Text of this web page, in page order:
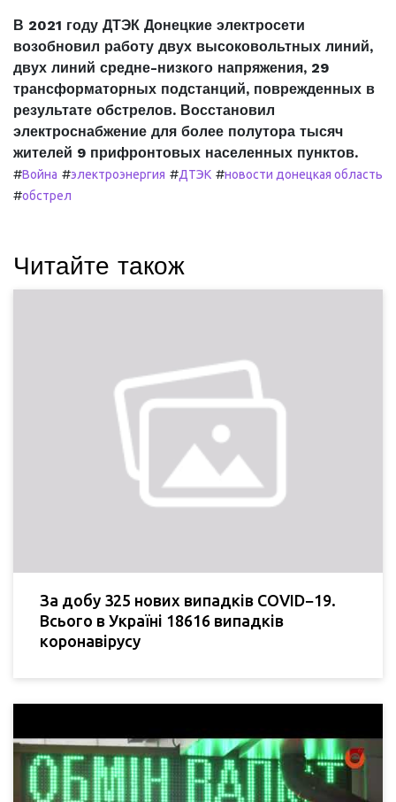
В 2021 году ДТЭК Донецкие электросети
возобновил работу двух высоковольтных линий,
двух линий средне-низкого напряжения, 29
трансформаторных подстанций, поврежденных в
результате обстрелов. Восстановил
электроснабжение для более полутора тысяч
жителей 9 прифронтовых населенных пунктов.
#Война #электроэнергия #ДТЭК #новости донецкая область
#обстрел
Читайте також
За добу 325 нових випадків COVID−19.
Всього в Україні 18616 випадків
коронавірусу